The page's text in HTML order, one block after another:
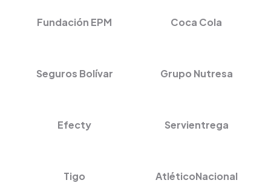
Fundación EPM Coca Cola
Seguros Bolívar Grupo Nutresa
Efecty Servientrega
Tigo AtléticoNacional